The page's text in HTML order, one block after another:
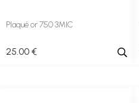
Plaqué or 750 3MIC
25.00 €